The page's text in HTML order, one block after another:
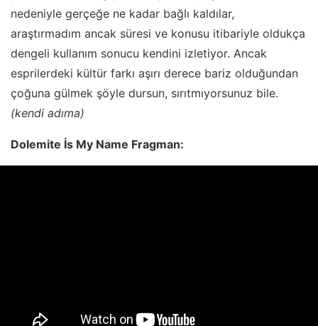
nedeniyle gerçeğe ne kadar bağlı kaldılar,
araştırmadım ancak süresi ve konusu itibariyle oldukça
dengeli kullanım sonucu kendini izletiyor. Ancak
esprilerdeki kültür farkı aşırı derece bariz olduğundan
çoğuna gülmek şöyle dursun, sırıtmıyorsunuz bile.
(kendi adıma)
Dolemite İs My Name Fragman: